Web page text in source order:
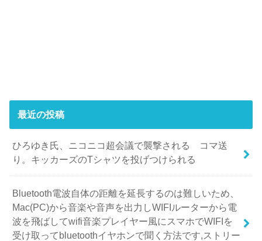
最近の投稿
ひろゆき氏、ニコニコ超会議で襲撃される コマ送
り。キッカーズのTシャツを投げつけられる
Bluetooth電波自体の距離を延長するのは難しいため、
Mac(PC)から音楽や音声を出力しWIFIルーターから電
波を飛ばしてwifi音楽プレイヤー風にスマホでWIFIを
受け取ってbluetoothイヤホンで聞く方法です,ストリー